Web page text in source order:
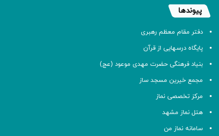
پیوندها
دفتر مقام معظم رهبری
پایگاه درسهایی از قرآن
بنیاد فرهنگی حضرت مهدی موعود (عج)
مجمع خیرین مسجد ساز
مرکز تخصصی نماز
هتل نماز مشهد
سامانه نماز من